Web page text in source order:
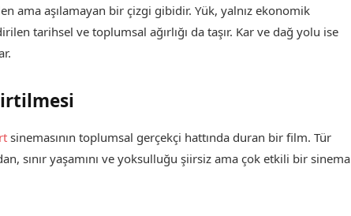
ama aşılamayan bir çizgi gibidir. Yük, yalnız ekonomik
tarihsel ve toplumsal ağırlığı da taşır. Kar ve dağ yolu ise
sinemasının toplumsal gerçekçi hattında duran bir film. Tür
sınır yaşamını ve yoksulluğu şiirsiz ama çok etkili bir sinema